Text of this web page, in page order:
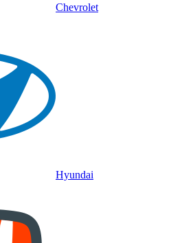
Chevrolet
Hyundai